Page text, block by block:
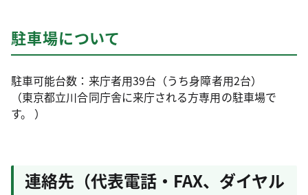
駐車場について
駐車可能台数：来庁者用39台（うち身障者用2台）
（東京都立川合同庁舎に来庁される方専用の駐車場で
す。 ）
連絡先（代表電話・FAX、ダイヤル